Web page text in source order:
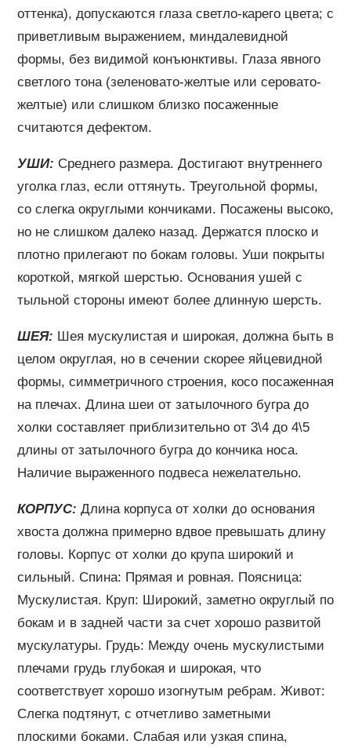
оттенка), допускаются глаза светло-карего цвета; с
приветливым выражением, миндалевидной
формы, без видимой конъюнктивы. Глаза явного
светлого тона (зеленовато-желтые или серовато-
желтые) или слишком близко посаженные
считаются дефектом.
УШИ: Среднего размера. Достигают внутреннего
уголка глаз, если оттянуть. Треугольной формы,
со слегка округлыми кончиками. Посажены высоко,
но не слишком далеко назад. Держатся плоско и
плотно прилегают по бокам головы. Уши покрыты
короткой, мягкой шерстью. Основания ушей с
тыльной стороны имеют более длинную шерсть.
ШЕЯ: Шея мускулистая и широкая, должна быть в
целом округлая, но в сечении скорее яйцевидной
формы, симметричного строения, косо посаженная
на плечах. Длина шеи от затылочного бугра до
холки составляет приблизительно от 3\4 до 4\5
длины от затылочного бугра до кончика носа.
Наличие выраженного подвеса нежелательно.
КОРПУС: Длина корпуса от холки до основания
хвоста должна примерно вдвое превышать длину
головы. Корпус от холки до крупа широкий и
сильный. Спина: Прямая и ровная. Поясница:
Мускулистая. Круп: Широкий, заметно округлый по
бокам и в задней части за счет хорошо развитой
мускулатуры. Грудь: Между очень мускулистыми
плечами грудь глубокая и широкая, что
соответствует хорошо изогнутым ребрам. Живот:
Слегка подтянут, с отчетливо заметными
плоскими боками. Слабая или узкая спина,